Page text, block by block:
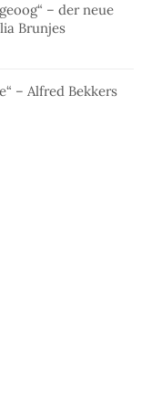
– der neue
Brunjes
– Alfred Bekkers